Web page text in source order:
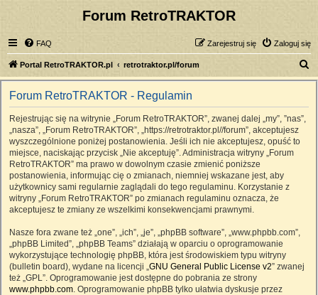
Forum RetroTRAKTOR
FAQ Zaloguj się
Zarejestruj się
Portal RetroTRAKTOR.pl retrotraktor.pl/forum
z
Forum RetroTRAKTOR - Regulamin
Rejestrując się na witrynie „Forum RetroTRAKTOR”, zwanej dalej „my”, ”nas”,
„nasza”, „Forum RetroTRAKTOR”, „https://retrotraktor.pl//forum”, akceptujesz
wyszczególnione poniżej postanowienia. Jeśli ich nie akceptujesz, opuść to
miejsce, naciskając przycisk „Nie akceptuję”. Administracja witryny „Forum
RetroTRAKTOR” ma prawo w dowolnym czasie zmienić poniższe
postanowienia, informując cię o zmianach, niemniej wskazane jest, aby
użytkownicy sami regularnie zaglądali do tego regulaminu. Korzystanie z
witryny „Forum RetroTRAKTOR” po zmianach regulaminu oznacza, że
akceptujesz te zmiany ze wszelkimi konsekwencjami prawnymi.
Nasze fora zwane też „one”, „ich”, „je”, „phpBB software”, „www.phpbb.com”,
„phpBB Limited”, „phpBB Teams” działają w oparciu o oprogramowanie
wykorzystujące technologię phpBB, która jest środowiskiem typu witryny
(bulletin board), wydane na licencji „GNU General Public License v2” zwanej
też „GPL”. Oprogramowanie jest dostępne do pobrania ze strony
www.phpbb.com. Oprogramowanie phpBB tylko ułatwia dyskusje przez